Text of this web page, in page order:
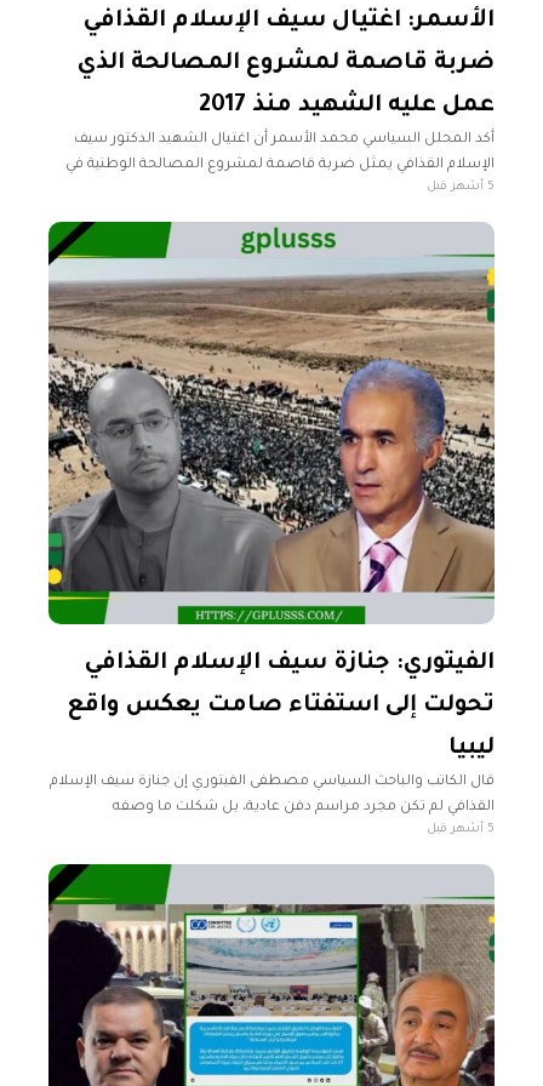
الأسمر: اغتيال سيف الإسلام القذافي
ضربة قاصمة لمشروع المصالحة الذي
عمل عليه الشهيد منذ 2017
أكد المحلل السياسي محمد الأسمر أن اغتيال الشهيد الدكتور سيف
الإسلام القذافي يمثل ضربة قاصمة لمشروع المصالحة الوطنية في
ليبيا، الذي عمل عليه منذ عام 2017 سعياً لإرساء دعائمه وترسيخ5 أشهر قبل
الفيتوري: جنازة سيف الإسلام القذافي
تحولت إلى استفتاء صامت يعكس واقع
ليبيا
قال الكاتب والباحث السياسي مصطفى الفيتوري إن جنازة سيف الإسلام
القذافي لم تكن مجرد مراسم دفن عادية، بل شكلت ما وصفه
بـ"استفتاء صامت واسع النطاق"، عكس مشاعر شريحة كبيرة من5 أشهر قبل